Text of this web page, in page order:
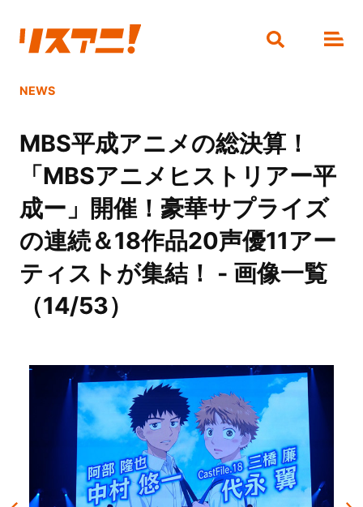
NEWS
MBS平成アニメの総決算！
「MBSアニメヒストリアー平
成ー」開催！豪華サプライズ
の連続＆18作品20声優11アー
ティストが集結！ - 画像一覧
（14/53）